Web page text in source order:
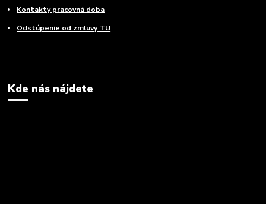
Kontakty pracovná doba
Odstúpenie od zmluvy TU
Kde nás nájdete